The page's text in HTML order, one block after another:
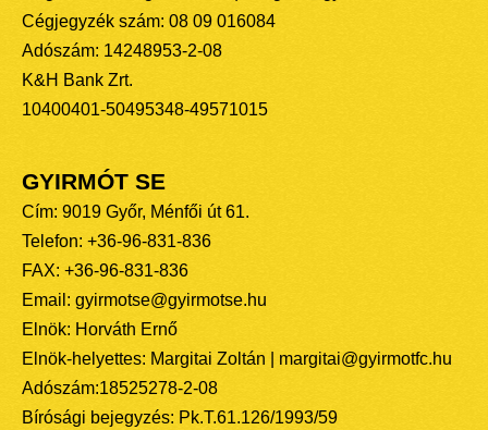
Cégjegyzék szám: 08 09 016084
Adószám: 14248953-2-08
K&H Bank Zrt.
10400401-50495348-49571015
GYIRMÓT SE
Cím: 9019 Győr, Ménfői út 61.
Telefon: +36-96-831-836
FAX: +36-96-831-836
Email: gyirmotse@gyirmotse.hu
Elnök: Horváth Ernő
Elnök-helyettes: Margitai Zoltán | margitai@gyirmotfc.hu
Adószám:18525278-2-08
Bírósági bejegyzés: Pk.T.61.126/1993/59